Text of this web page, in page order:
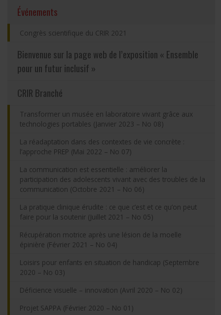
Partageons nos savoirs
Éthique
Nous joindre
Plan du site
Accessibilité
Espace membre
Événements
Congrès scientifique du CRIR 2021
Bienvenue sur la page web de l’exposition « Ensemble
pour un futur inclusif »
CRIR Branché
Transformer un musée en laboratoire vivant grâce aux
technologies portables (Janvier 2023 – No 08)
La réadaptation dans des contextes de vie concrète :
l’approche PREP (Mai 2022 – No 07)
La communication est essentielle : améliorer la
participation des adolescents vivant avec des troubles de la
communication (Octobre 2021 – No 06)
La pratique clinique érudite : ce que c’est et ce qu’on peut
faire pour la soutenir (Juillet 2021 – No 05)
Récupération motrice après une lésion de la moelle
épinière (Février 2021 – No 04)
Loisirs pour enfants en situation de handicap (Septembre
2020 – No 03)
Déficience visuelle – innovation (Avril 2020 – No 02)
Projet SAPPA (Février 2020 – No 01)